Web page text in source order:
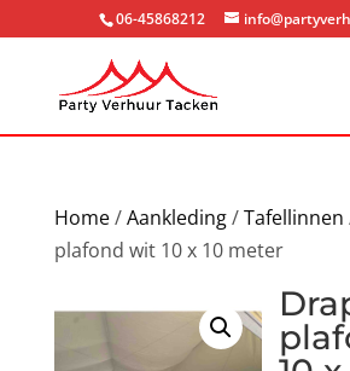
06-45868212
Home/Aankleding/Tafellinnen
plafond wit 10 x 10 meter